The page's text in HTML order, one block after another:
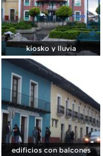
kiosko y lluvia
edificios con balcones